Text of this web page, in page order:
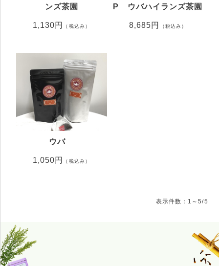
ンズ茶園
1,130円 （税込み）
P ウバハイランズ茶園
8,685円 （税込み）
ウバ
1,050円 （税込み）
表示件数：1～5/5